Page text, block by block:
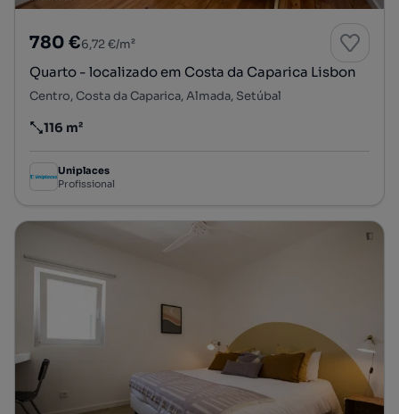
780 €6,72 €/m²
Quarto - localizado em Costa da Caparica Lisbon
Centro, Costa da Caparica, Almada, Setúbal
Preço por metro quadrado
116 m²
Uniplaces
Profissional